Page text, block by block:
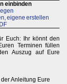
einbinden
eigene erstellen
Euch: Ihr könnt den
Terminen füllen
Auszug auf Eure
Anleitung Eure